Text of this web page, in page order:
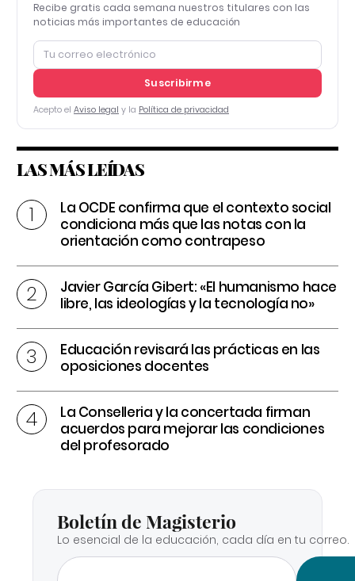
Recibe gratis cada semana nuestros titulares con las
noticias más importantes de educación
Suscribirme
Acepto el Aviso legal y la Política de privacidad
LAS MÁS LEÍDAS
La OCDE confirma que el contexto social
condiciona más que las notas con la
orientación como contrapeso
Javier García Gibert: «El humanismo hace
libre, las ideologías y la tecnología no»
Educación revisará las prácticas en las
oposiciones docentes
La Conselleria y la concertada firman
acuerdos para mejorar las condiciones
del profesorado
Boletín de Magisterio
Lo esencial de la educación, cada día en tu correo.